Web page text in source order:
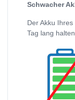
Schwacher
Der Akku
Tag lang